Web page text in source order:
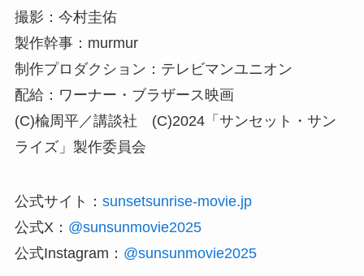
撮影：今村圭佑
製作幹事：murmur
制作プロダクション：テレビマンユニオン
配給：ワーナー・ブラザース映画
(C)楡周平／講談社 (C)2024「サンセット・サン
ライズ」製作委員会
公式サイト： sunsetsunrise-movie.jp
公式X： @sunsunmovie2025
公式Instagram： @sunsunmovie2025